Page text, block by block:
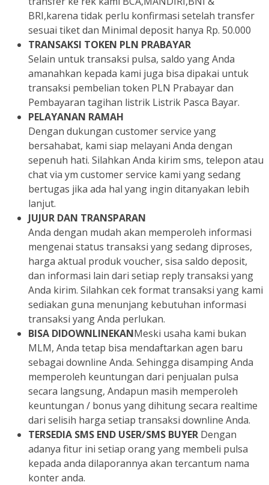
BRI,karena tidak perlu konfirmasi setelah transfer
sesuai tiket dan Minimal deposit hanya Rp. 50.000
TRANSAKSI TOKEN PLN PRABAYAR
Selain untuk transaksi pulsa, saldo yang Anda
amanahkan kepada kami juga bisa dipakai untuk
transaksi pembelian token PLN Prabayar dan
Pembayaran tagihan listrik Listrik Pasca Bayar.
PELAYANAN RAMAH
Dengan dukungan customer service yang
bersahabat, kami siap melayani Anda dengan
sepenuh hati. Silahkan Anda kirim sms, telepon atau
chat via ym customer service kami yang sedang
bertugas jika ada hal yang ingin ditanyakan lebih
lanjut.
JUJUR DAN TRANSPARAN
Anda dengan mudah akan memperoleh informasi
mengenai status transaksi yang sedang diproses,
harga aktual produk voucher, sisa saldo deposit,
dan informasi lain dari setiap reply transaksi yang
Anda kirim. Silahkan cek format transaksi yang kami
sediakan guna menunjang kebutuhan informasi
transaksi yang Anda perlukan.
BISA DIDOWNLINEKANMeski usaha kami bukan
MLM, Anda tetap bisa mendaftarkan agen baru
sebagai downline Anda. Sehingga disamping Anda
memperoleh keuntungan dari penjualan pulsa
secara langsung, Andapun masih memperoleh
keuntungan / bonus yang dihitung secara realtime
dari selisih harga setiap transaksi downline Anda.
TERSEDIA SMS END USER/SMS BUYER Dengan
adanya fitur ini setiap orang yang membeli pulsa
kepada anda dilaporannya akan tercantum nama
konter anda.